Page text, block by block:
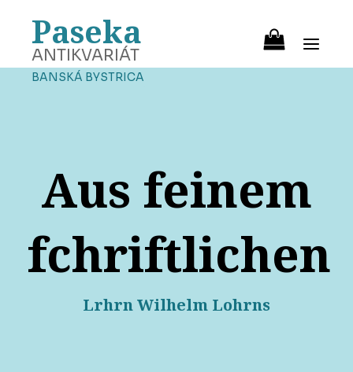
Paseka
ANTIKVARIÁT
BANSKÁ BYSTRICA
Aus feinem
fchriftlichen
Lrhrn Wilhelm Lohrns